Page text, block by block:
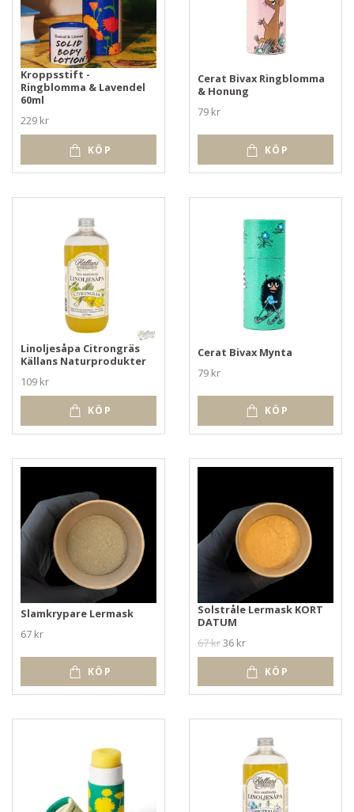
Kroppsstift -
Ringblomma & Lavendel
60ml
229 kr
KÖP
Cerat Bivax Ringblomma
& Honung
79 kr
KÖP
Linoljesåpa Citrongräs
Källans Naturprodukter
109 kr
KÖP
Cerat Bivax Mynta
79 kr
KÖP
Slamkrypare Lermask
67 kr
KÖP
Solstråle Lermask KORT
DATUM
67 kr36 kr
KÖP